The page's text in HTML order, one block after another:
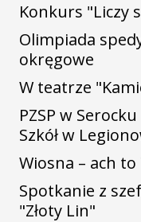
Konkurs "Liczy
Olimpiada
okręgowe
W teatrze
PZSP w
Szkół w
Wiosna – ach
Spotkanie z
"Złoty Lin"